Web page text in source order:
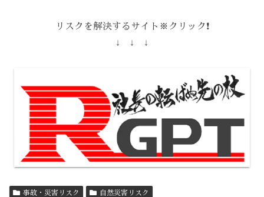
リスクを解決するサイト※クリック❗️
↓ ↓ ↓
事故・災害リスク 自然災害リスク